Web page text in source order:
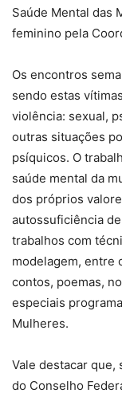
Saúde Mental das
feminino pela
Os encontros
sendo estas
violência: sexual,
outras situações
psíquicos. O
saúde mental da
dos próprios
autossuficiência
trabalhos com
modelagem, entre
contos, poemas,
especiais
Mulheres.
Vale destacar que,
do Conselho